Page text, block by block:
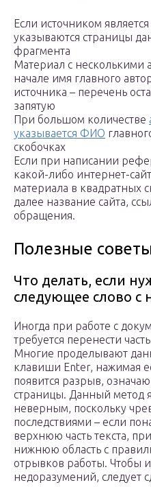
Если источником является
указываются страницы
фрагмента
Материал с несколькими
начале имя главного
источника – перечень
запятую
При большом количестве
указывается ФИО
скобочках
Если при написании
какой-либо интернет-
материала в квадратных
далее название сайта,
обращения.
Полезные
Что делать, если
следующее слово с
Иногда при работе с
требуется перенести
Многие проделывают
клавиши Enter, нажимая
появится разрыв,
страницы. Данный метод
неверным, поскольку
последствиями – если
верхнюю часть текста,
нижнюю область с
отрывков работы. Чтобы
недоразумений, следует